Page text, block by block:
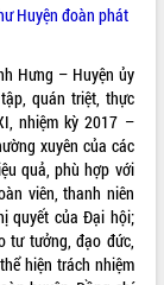
Huyện đoàn phát
Hưng – Huyện ủy
quán triệt, thực
nhiệm kỳ 2017 –
xuyên của các
quả, phù hợp với
viên, thanh niên
quyết của Đại hội;
tư tưởng, đạo đức,
hiện trách nhiệm